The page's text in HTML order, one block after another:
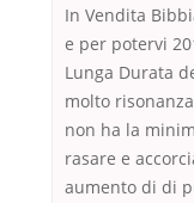
In Vendita
e per potervi
Lunga Durata
molto
non ha la
rasare e
aumento di di